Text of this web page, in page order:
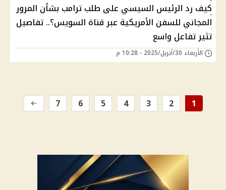
كيف رد الرئيس السيسي على طلب ترامب بشأن المرور
المجاني للسفن الأمريكية عبر قناة السويس؟.. تفاصيل
تثير تفاعل واسع
الأربعاء 30/أبريل/2025 - 10:28 م
1
2
3
4
5
6
7